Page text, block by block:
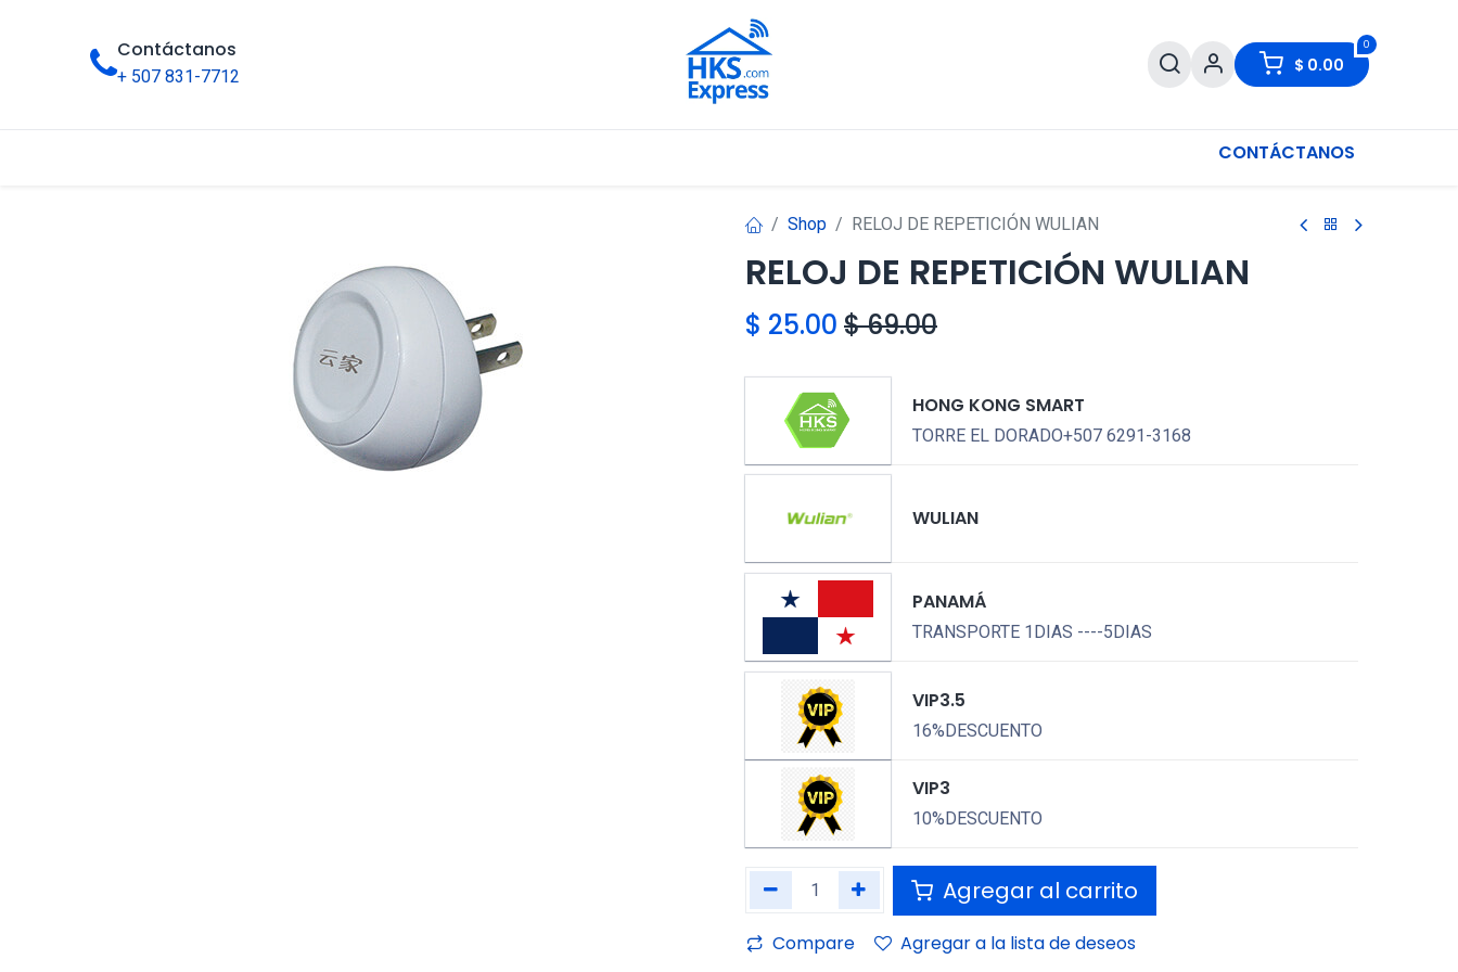
Contáctanos
+ 507 831-7712
0
$ 0.00
CONTÁCTANOS
Shop RELOJ DE REPETICIÓN WULIAN
RELOJ DE REPETICIÓN WULIAN
$ 25.00 $69.00
HONG KONG SMART
TORRE EL DORADO+507 6291-3168
WULIAN
PANAMÁ
TRANSPORTE 1DIAS ----5DIAS
VIP3.5
16%DESCUENTO
VIP3
10%DESCUENTO
Agregar al carrito
Compare Agregar a la lista de deseos